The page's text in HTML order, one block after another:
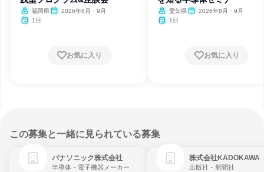
福岡県
2026年8月・9月
1日
お気に入り
愛知県
2026年8月・9月
1日
お気に入り
この募集と一緒に見られている募集
パナソニック株式会社
半導体・電子機器メーカー
株式会社KADOKAWA
出版社・新聞社